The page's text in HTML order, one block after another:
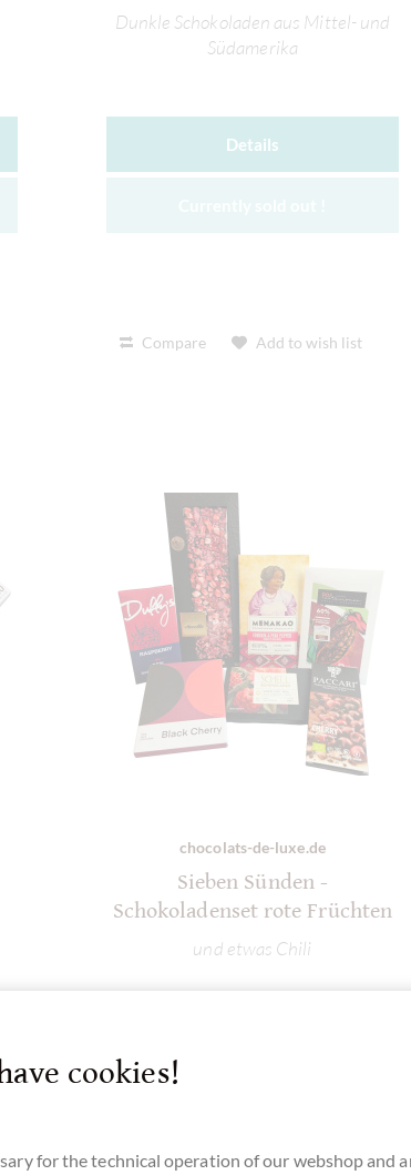
Dunkle Schokoladen aus Mittel- und
Südamerika
Details
Compare Add to wish list
chocolats-de-luxe.de
Sieben Sünden -
Schokoladenset rote Früchten
und etwas Chili
cookies!
for the technical operation of our webshop and